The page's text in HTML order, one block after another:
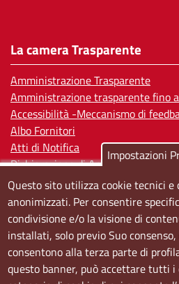
La camera Trasparente
Amministrazione Trasparente
Amministrazione trasparente fino
Accessibilità -Meccanismo di
Albo Fornitori
Atti di Notifica
Dichiarazione di Accessibilità
Sedi e orari
Sede Centrale:
Via S. Aspreno, 2, 80133 Napoli NA
Sede Secondaria:
Impostazioni
Questo sito utilizza cookie tecnici e
anonimizzati. Per consentire
condivisione e/o la visione di
installati, solo previo Suo
consentono alla terza parte di
questo banner, può accettare tutti i